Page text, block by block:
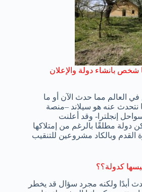
بانشاء دولة والإعلان
العالم مما حدث الآن أو ما
نتحدث عنه هو سيلاند –منصة
إنجلترا- وقد أعلنت
عام 1967 ولم تكن دولة مطلقًا بالرغم من إمتلاكها
وبالكاد مشروعين للتنقيب
كدولة؟؟
أبدًا ولكنه مجرد سؤال قد يخطر